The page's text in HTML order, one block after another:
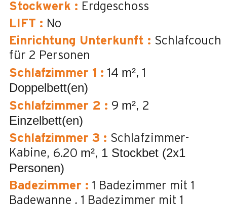
Stockwerk : Erdgeschoss
LIFT : No
Einrichtung Unterkunft : Schlafcouch
für 2 Personen
Schlafzimmer 1 : 14 m² 1
Doppelbett(en)
Schlafzimmer 2 : 9 m² 2
Einzelbett(en)
Schlafzimmer 3 : Schlafzimmer-
Kabine
6.20 m² 1 Stockbet (2x1
Personen)
Badezimmer : 1 Badezimmer mit 1
Badewanne
1 Badezimmer mit 1